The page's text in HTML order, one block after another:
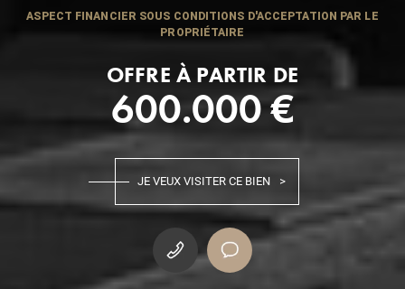
ASPECT FINANCIER SOUS CONDITIONS D'ACCEPTATION PAR LE
PROPRIÉTAIRE
OFFRE À PARTIR DE
600.000 €
JE VEUX VISITER CE BIEN